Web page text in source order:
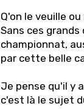
Q'on le veuille
Sans ces
championnat,
par cette belle
Je pense qu'il y
c'est là le sujet